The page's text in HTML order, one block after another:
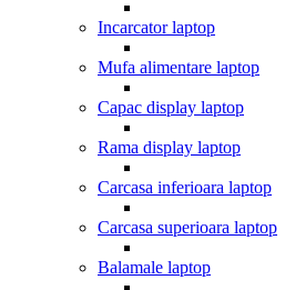
Incarcator laptop
Mufa alimentare laptop
Capac display laptop
Rama display laptop
Carcasa inferioara laptop
Carcasa superioara laptop
Balamale laptop